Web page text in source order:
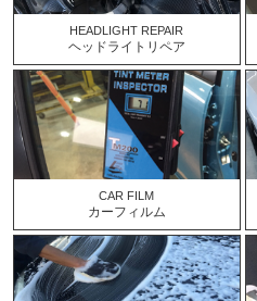
HEADLIGHT REPAIR
ヘッドライトリペア
CAR FILM
カーフィルム